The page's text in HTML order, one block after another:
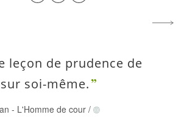
leçon de prudence de
soi-même.
- L'Homme de cour /